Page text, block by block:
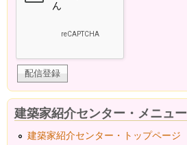
建築家紹介センター・メニュー
建築家紹介センター・トップページ